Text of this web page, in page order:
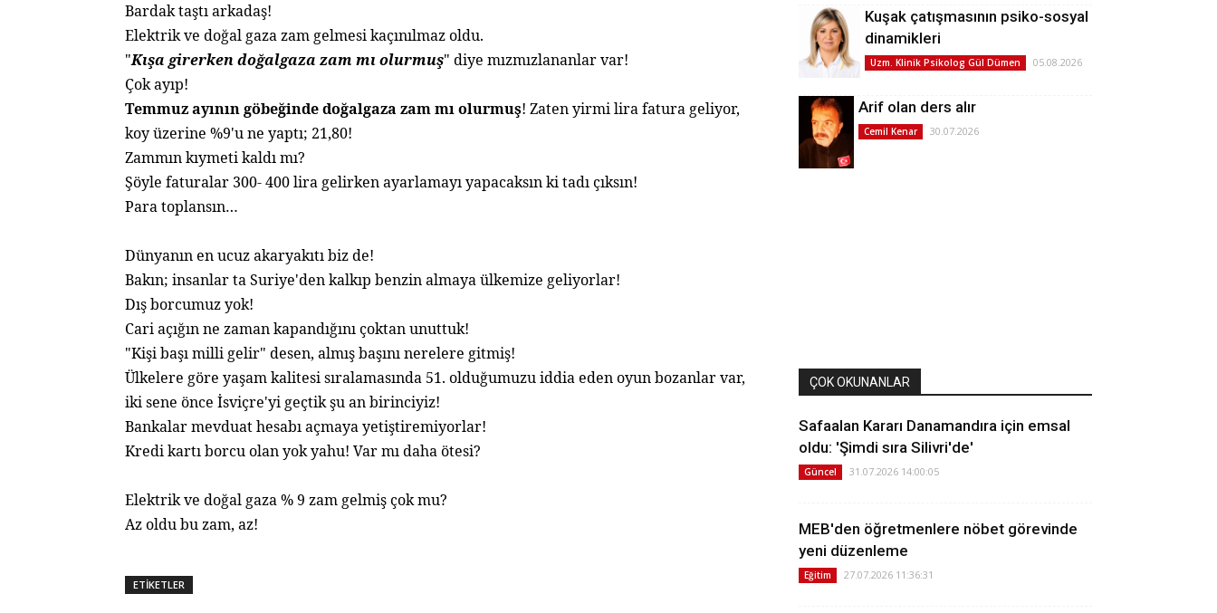
Bardak taştı arkadaş!
Elektrik ve doğal gaza zam gelmesi kaçınılmaz oldu.
"Kışa girerken doğalgaza zam mı olurmuş" diye mızmızlananlar var!
Çok ayıp!
Temmuz ayının göbeğinde doğalgaza zam mı olurmuş! Zaten yirmi lira fatura geliyor,
koy üzerine %9'u ne yaptı; 21,80!
Zammın kıymeti kaldı mı?
Şöyle faturalar 300- 400 lira gelirken ayarlamayı yapacaksın ki tadı çıksın!
Para toplansın…
Dünyanın en ucuz akaryakıtı biz de!
Bakın; insanlar ta Suriye'den kalkıp benzin almaya ülkemize geliyorlar!
Dış borcumuz yok!
Cari açığın ne zaman kapandığını çoktan unuttuk!
"Kişi başı milli gelir" desen, almış başını nerelere gitmiş!
Ülkelere göre yaşam kalitesi sıralamasında 51. olduğumuzu iddia eden oyun bozanlar var,
iki sene önce İsviçre'yi geçtik şu an birinciyiz!
Bankalar mevduat hesabı açmaya yetiştiremiyorlar!
Kredi kartı borcu olan yok yahu! Var mı daha ötesi?
Elektrik ve doğal gaza % 9 zam gelmiş çok mu?
Az oldu bu zam, az!
ETİKETLER
Kuşak çatışmasının psiko-sosyal
dinamikleri
Uzm. Klinik Psikolog Gül Dümen 05.08.2026
Arif olan ders alır
Cemil Kenar 30.07.2026
ÇOK OKUNANLAR
Safaalan Kararı Danamandıra için emsal
oldu: 'Şimdi sıra Silivri'de'
Güncel 31.07.2026 14:00:05
MEB'den öğretmenlere nöbet görevinde
yeni düzenleme
Eğitim 27.07.2026 11:36:31